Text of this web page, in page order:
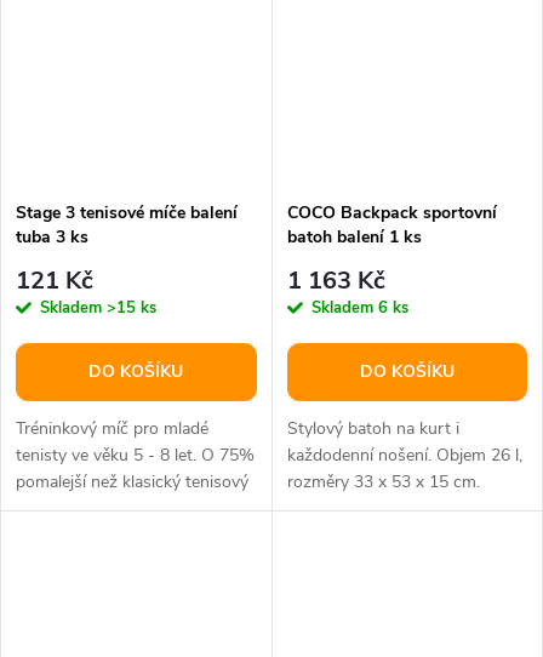
Stage 3 tenisové míče balení
tuba 3 ks
121 Kč
Skladem >15 ks
DO KOŠÍKU
Tréninkový míč pro mladé
tenisty ve věku 5 - 8 let. O 75%
pomalejší než klasický tenisový
míč.
COCO Backpack sportovní
batoh balení 1 ks
1 163 Kč
Skladem 6 ks
DO KOŠÍKU
Stylový batoh na kurt i
každodenní nošení. Objem 26 l,
rozměry 33 x 53 x 15 cm.